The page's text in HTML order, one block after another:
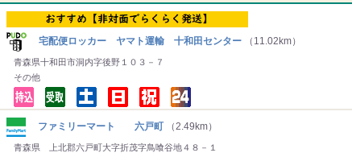
宅配便ロッカー ヤマト運輸 十和田センター （11.02km）
青森県十和田市洞内字後野１０３－７
その他
ファミリーマート 六戸町 （2.49km）
青森県 上北郡六戸町大字折茂字鳥喰谷地４８－１